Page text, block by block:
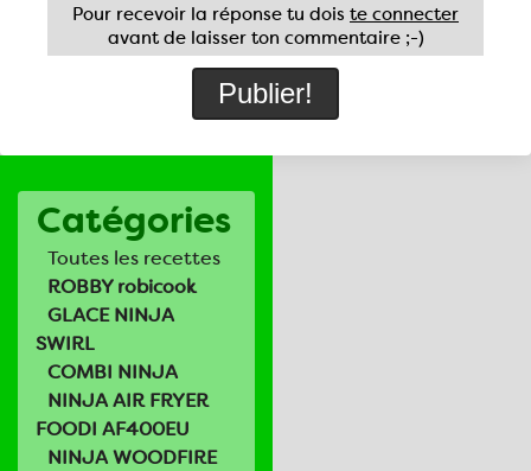
Catégories
Toutes les recettes
ROBBY robicook
GLACE NINJA
SWIRL
COMBI NINJA
NINJA AIR FRYER
FOODI AF400EU
NINJA WOODFIRE
Pour recevoir la réponse tu dois te connecter
avant de laisser ton commentaire ;-)